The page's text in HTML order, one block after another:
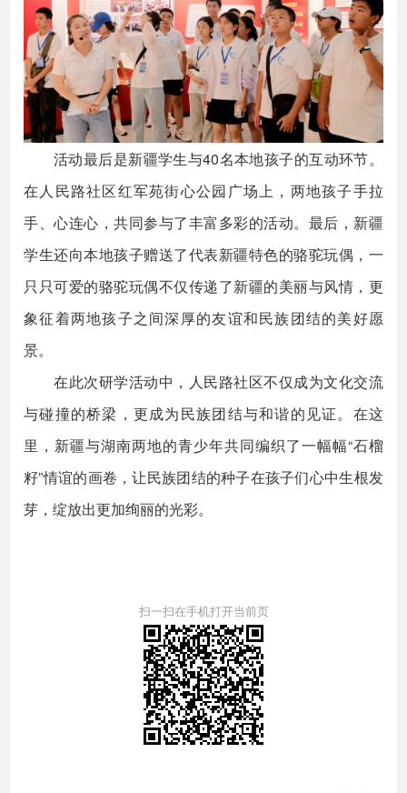
活动最后是新疆学生与40名本地孩子的互动环节。
在人民路社区红军苑街心公园广场上，两地孩子手拉
手、心连心，共同参与了丰富多彩的活动。最后，新疆
学生还向本地孩子赠送了代表新疆特色的骆驼玩偶，一
只只可爱的骆驼玩偶不仅传递了新疆的美丽与风情，更
象征着两地孩子之间深厚的友谊和民族团结的美好愿
景。
在此次研学活动中，人民路社区不仅成为文化交流
与碰撞的桥梁，更成为民族团结与和谐的见证。在这
里，新疆与湖南两地的青少年共同编织了一幅幅“石榴
籽”情谊的画卷，让民族团结的种子在孩子们心中生根发
芽，绽放出更加绚丽的光彩。
扫一扫在手机打开当前页